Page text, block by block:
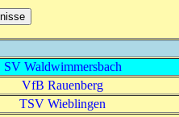
SV Waldwimmersbach
VfB Rauenberg
TSV Wieblingen